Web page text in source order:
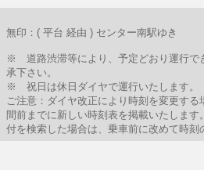
無印：( 平台 経由 ) センター南駅ゆき
※ 道路渋滞等により、予定どおり運行で
承下さい。
※ 祝日は休日ダイヤで運行いたします。
ご注意：ダイヤ改正により時刻を変更する
間前までに新しい時刻表を掲載いたします
付を検索した場合は、乗車前に改めて時刻